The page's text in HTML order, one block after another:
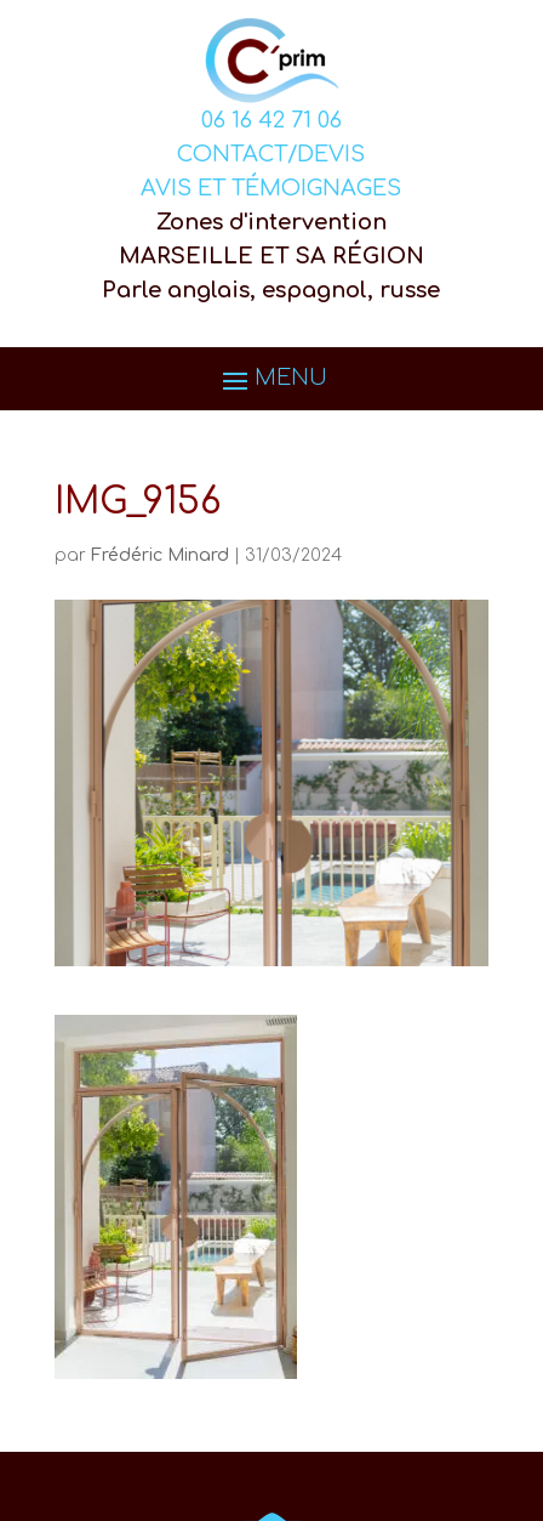
06 16 42 71 06
CONTACT/DEVIS
AVIS ET TÉMOIGNAGES
Zones d'intervention
MARSEILLE ET SA RÉGION
Parle anglais, espagnol, russe
IMG_9156
par Frédéric Minard 31/03/2024